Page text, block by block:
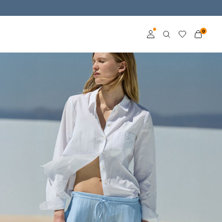
Log ind
Bliv medlem
Få mere at vide om
VILA Club
0